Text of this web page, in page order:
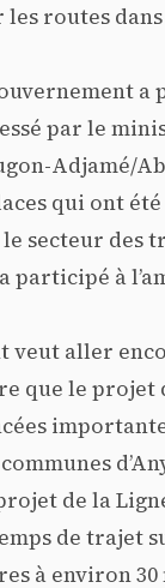
routes
a
par le
Adjamé/
qui ont
le secteur
participé à
veut aller
que le
de la
de trajet
à environ